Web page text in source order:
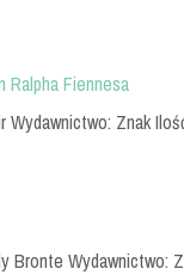
Ralpha Fiennesa
Wydawnictwo: Znak
Bronte Wydawnictwo: